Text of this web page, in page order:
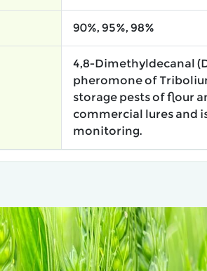
90%, 95%, 98%
4,8-Dimethyldecanal
pheromone of
storage pests of flour
commercial lures and
monitoring.